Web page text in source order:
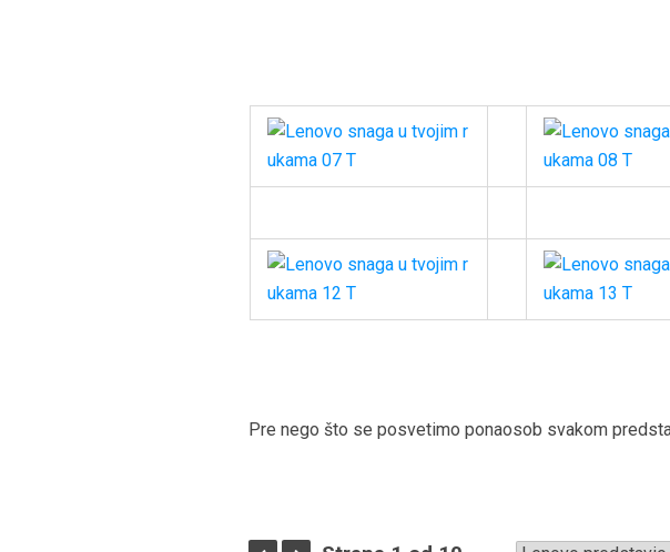
Pre nego što se posvetimo ponaosob svakom